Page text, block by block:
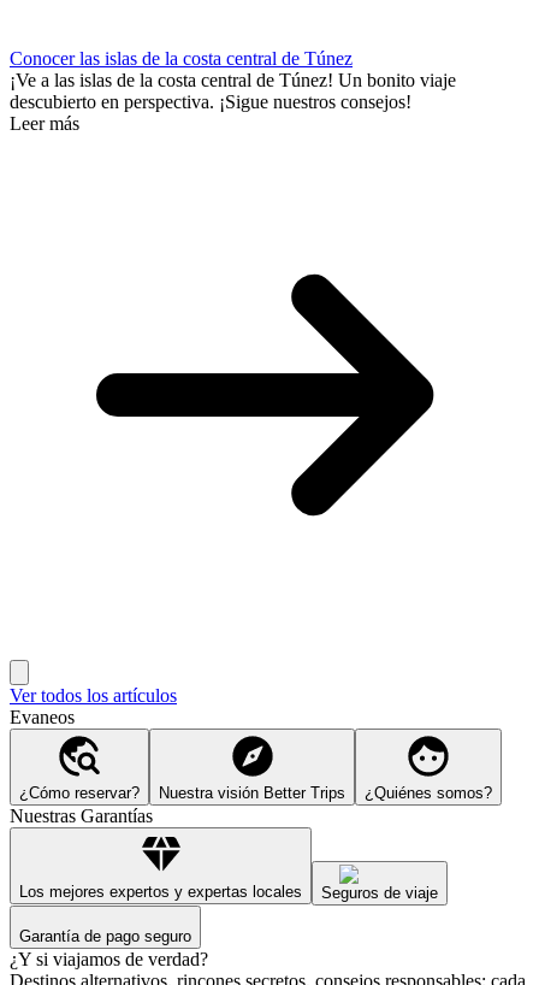
Conocer las islas de la costa central de Túnez
¡Ve a las islas de la costa central de Túnez! Un bonito viaje
descubierto en perspectiva. ¡Sigue nuestros consejos!
Leer más
Ver todos los artículos
Evaneos
¿Cómo reservar? Nuestra visión Better Trips ¿Quiénes somos?
Nuestras Garantías
Los mejores expertos y expertas locales Seguros de viaje
Garantía de pago seguro
¿Y si viajamos de verdad?
Destinos alternativos, rincones secretos, consejos responsables: cada